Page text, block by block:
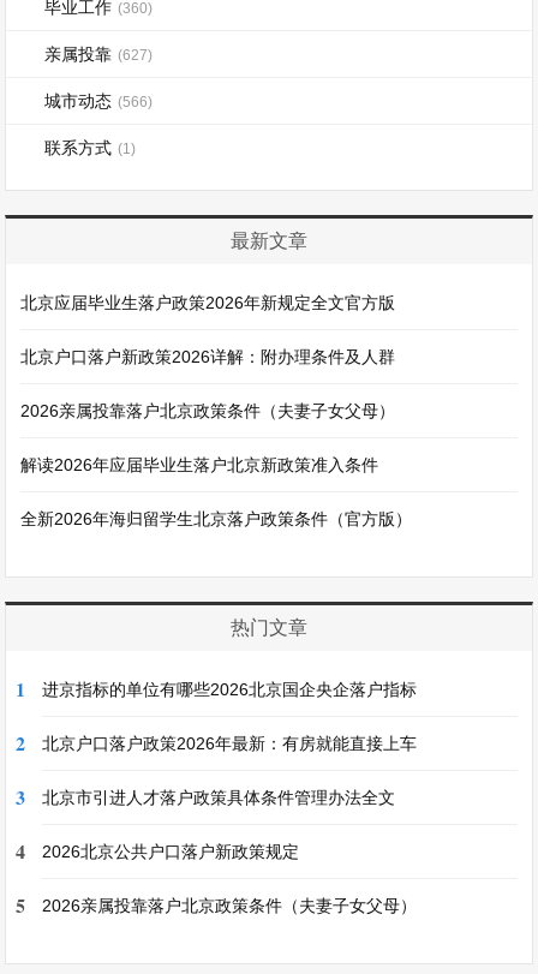
毕业工作 (360)
亲属投靠 (627)
城市动态 (566)
联系方式 (1)
最新文章
北京应届毕业生落户政策2026年新规定全文官方版
北京户口落户新政策2026详解：附办理条件及人群
2026亲属投靠落户北京政策条件（夫妻子女父母）
解读2026年应届毕业生落户北京新政策准入条件
全新2026年海归留学生北京落户政策条件（官方版）
热门文章
1 进京指标的单位有哪些2026北京国企央企落户指标
2 北京户口落户政策2026年最新：有房就能直接上车
3 北京市引进人才落户政策具体条件管理办法全文
4 2026北京公共户口落户新政策规定
5 2026亲属投靠落户北京政策条件（夫妻子女父母）